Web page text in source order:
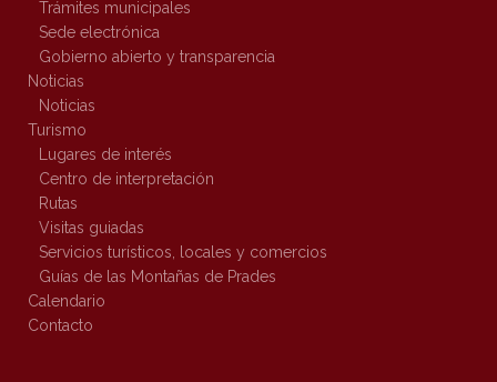
Trámites municipales
Sede electrónica
Gobierno abierto y transparencia
Noticias
Noticias
Turismo
Lugares de interés
Centro de interpretación
Rutas
Visitas guiadas
Servicios turísticos, locales y comercios
Guías de las Montañas de Prades
Calendario
Contacto